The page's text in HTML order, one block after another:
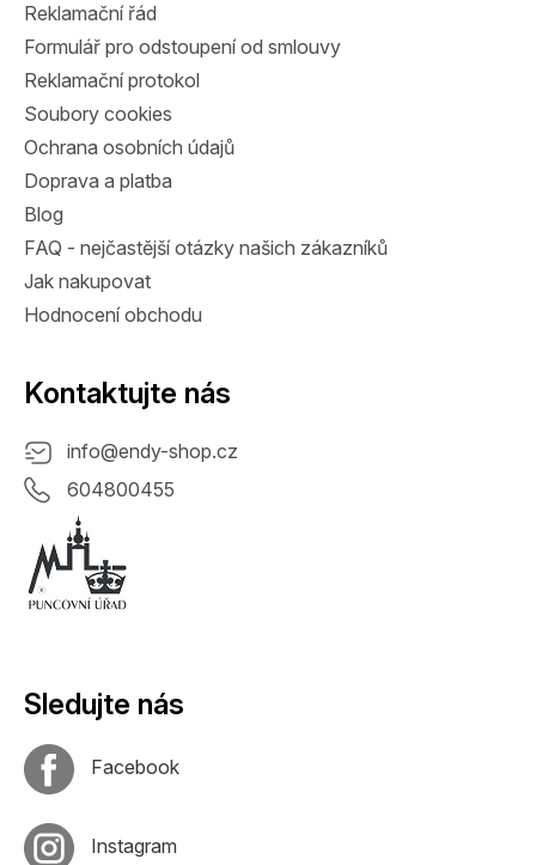
Reklamační řád
Formulář pro odstoupení od smlouvy
Reklamační protokol
Soubory cookies
Ochrana osobních údajů
Doprava a platba
Blog
FAQ - nejčastější otázky našich zákazníků
Jak nakupovat
Hodnocení obchodu
Kontaktujte nás
info@endy-shop.cz
604800455
Sledujte nás
Facebook
Instagram